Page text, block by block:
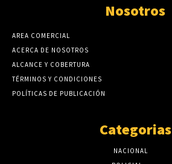
Nosotros
AREA COMERCIAL
ACERCA DE NOSOTROS
ALCANCE Y COBERTURA
TÉRMINOS Y CONDICIONES
POLÍTICAS DE PUBLICACIÓN
Categorias
NACIONAL